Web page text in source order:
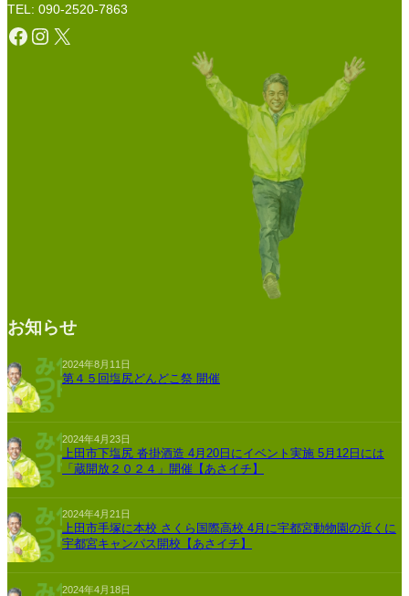
TEL: 090-2520-7863
Facebook Instagram X
お知らせ
2024年8月11日
第４５回塩尻どんどこ祭 開催
2024年4月23日
上田市下塩尻 沓掛酒造 4月20日にイベント実施 5月12日には
「蔵開放２０２４」開催【あさイチ】
2024年4月21日
上田市手塚に本校 さくら国際高校 4月に宇都宮動物園の近くに
宇都宮キャンパス開校【あさイチ】
2024年4月18日